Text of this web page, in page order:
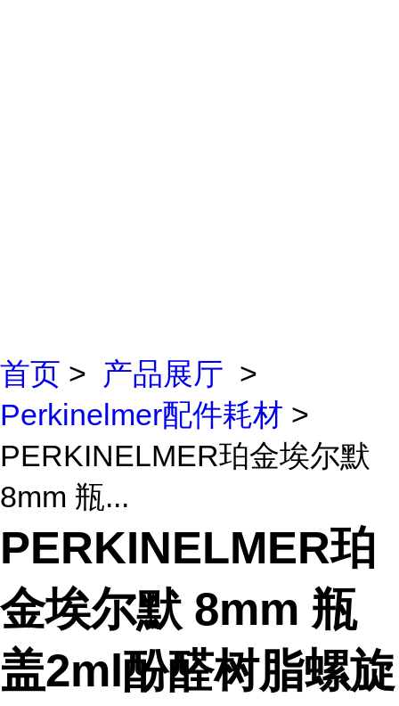
首页 > 产品展厅 >
Perkinelmer配件耗材 >
PERKINELMER珀金埃尔默
8mm 瓶...
PERKINELMER珀
金埃尔默 8mm 瓶
盖2ml酚醛树脂螺旋